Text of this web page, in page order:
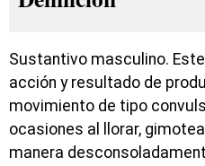
Sustantivo masculino.
acción y resultado de
movimiento de tipo
ocasiones al llorar,
manera